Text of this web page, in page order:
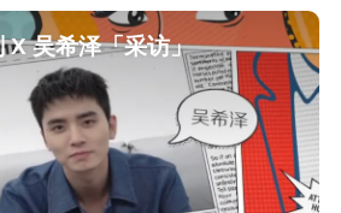
X 吴希泽「采访」